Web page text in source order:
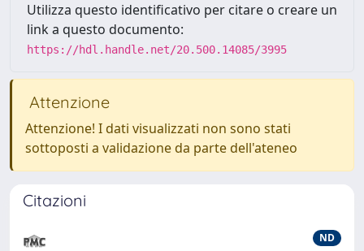
Utilizza questo identificativo per citare o creare un
link a questo documento:
https://hdl.handle.net/20.500.14085/3995
Attenzione
Attenzione! I dati visualizzati non sono stati
sottoposti a validazione da parte dell'ateneo
Citazioni
ND